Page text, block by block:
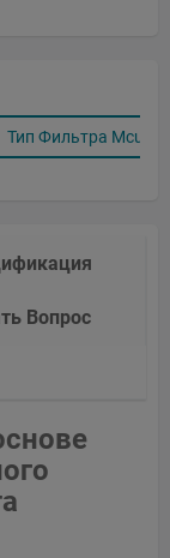
Тип Фильтра
Вопрос